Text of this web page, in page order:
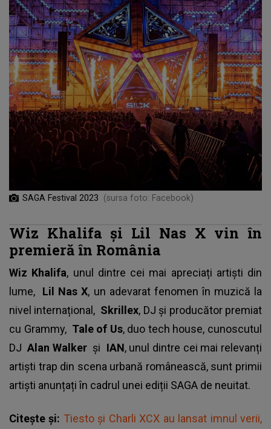
SAGA Festival 2023 (sursa foto: Facebook)
Wiz Khalifa și Lil Nas X vin în
premieră în România
Wiz Khalifa, unul dintre cei mai apreciați artiști din
lume, Lil Nas X, un adevarat fenomen în muzică la
nivel internațional, Skrillex, DJ și producător premiat
cu Grammy, Tale of Us, duo tech house, cunoscutul
DJAlan Walker și IAN, unul dintre cei mai relevanți
artiști trap din scena urbană românească, sunt primii
artiști anunțați în cadrul unei ediții SAGA de neuitat.
Citește și: Tiesto şi Charli XCX au lansat imnul verii,